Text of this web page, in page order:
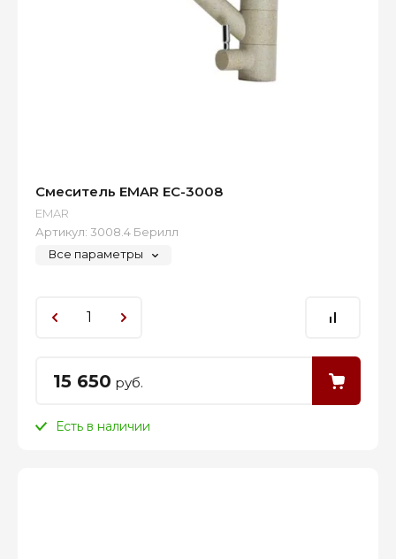
Смеситель EMAR EC-3008
EMAR
Артикул: 3008.4 Берилл
Все параметры
15 650 руб.
Есть в наличии